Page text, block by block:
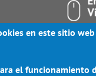
2020
en este sitio
el funcionamiento